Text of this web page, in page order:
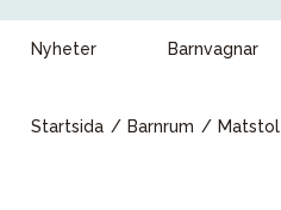
Nyheter Barnvagnar
Startsida Barnrum Matstol